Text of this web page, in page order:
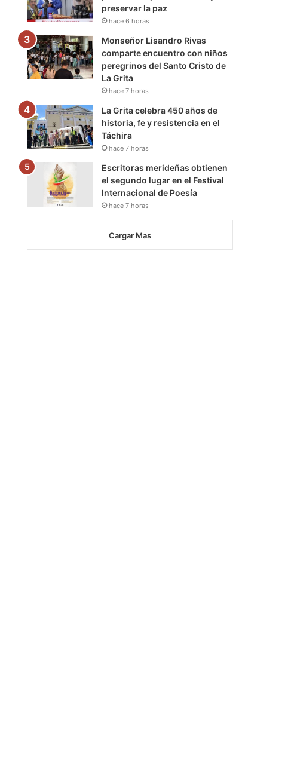
preservar la paz
hace 6 horas
Monseñor Lisandro Rivas
comparte encuentro con niños
peregrinos del Santo Cristo de
La Grita
hace 7 horas
La Grita celebra 450 años de
historia, fe y resistencia en el
Táchira
hace 7 horas
Escritoras merideñas obtienen
el segundo lugar en el Festival
Internacional de Poesía
hace 7 horas
Cargar Mas